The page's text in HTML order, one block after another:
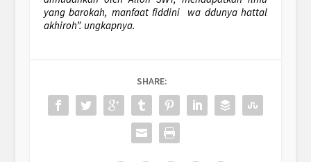
yang barokah, manfaat fiddini wa ddunya hattal
akhiroh”. ungkapnya.
SHARE: